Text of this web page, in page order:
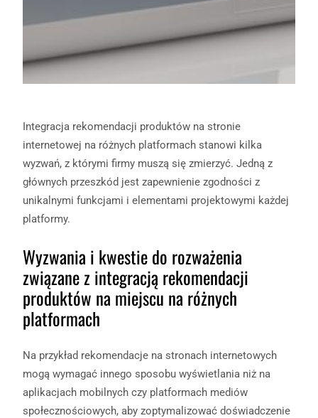
Integracja rekomendacji produktów na stronie
internetowej na różnych platformach stanowi kilka
wyzwań, z którymi firmy muszą się zmierzyć. Jedną z
głównych przeszkód jest zapewnienie zgodności z
unikalnymi funkcjami i elementami projektowymi każdej
platformy.
Wyzwania i kwestie do rozważenia
związane z integracją rekomendacji
produktów na miejscu na różnych
platformach
Na przykład rekomendacje na stronach internetowych
mogą wymagać innego sposobu wyświetlania niż na
aplikacjach mobilnych czy platformach mediów
społecznościowych, aby zoptymalizować doświadczenie